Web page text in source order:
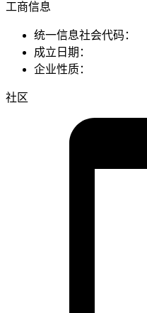
工商信息
统一信息社会代码：
成立日期：
企业性质：
社区